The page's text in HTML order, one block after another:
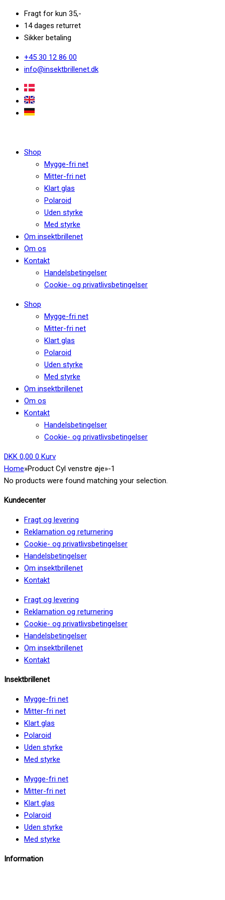
Fragt for kun 35,-
14 dages returret
Sikker betaling
+45 30 12 86 00
info@insektbrillenet.dk
Shop
Mygge-fri net
Mitter-fri net
Klart glas
Polaroid
Uden styrke
Med styrke
Om insektbrillenet
Om os
Kontakt
Handelsbetingelser
Cookie- og privatlivsbetingelser
Shop
Mygge-fri net
Mitter-fri net
Klart glas
Polaroid
Uden styrke
Med styrke
Om insektbrillenet
Om os
Kontakt
Handelsbetingelser
Cookie- og privatlivsbetingelser
DKK 0,00 0 Kurv
Home»Product Cyl venstre øje»-1
No products were found matching your selection.
Kundecenter
Fragt og levering
Reklamation og returnering
Cookie- og privatlivsbetingelser
Handelsbetingelser
Om insektbrillenet
Kontakt
Fragt og levering
Reklamation og returnering
Cookie- og privatlivsbetingelser
Handelsbetingelser
Om insektbrillenet
Kontakt
Insektbrillenet
Mygge-fri net
Mitter-fri net
Klart glas
Polaroid
Uden styrke
Med styrke
Mygge-fri net
Mitter-fri net
Klart glas
Polaroid
Uden styrke
Med styrke
Information